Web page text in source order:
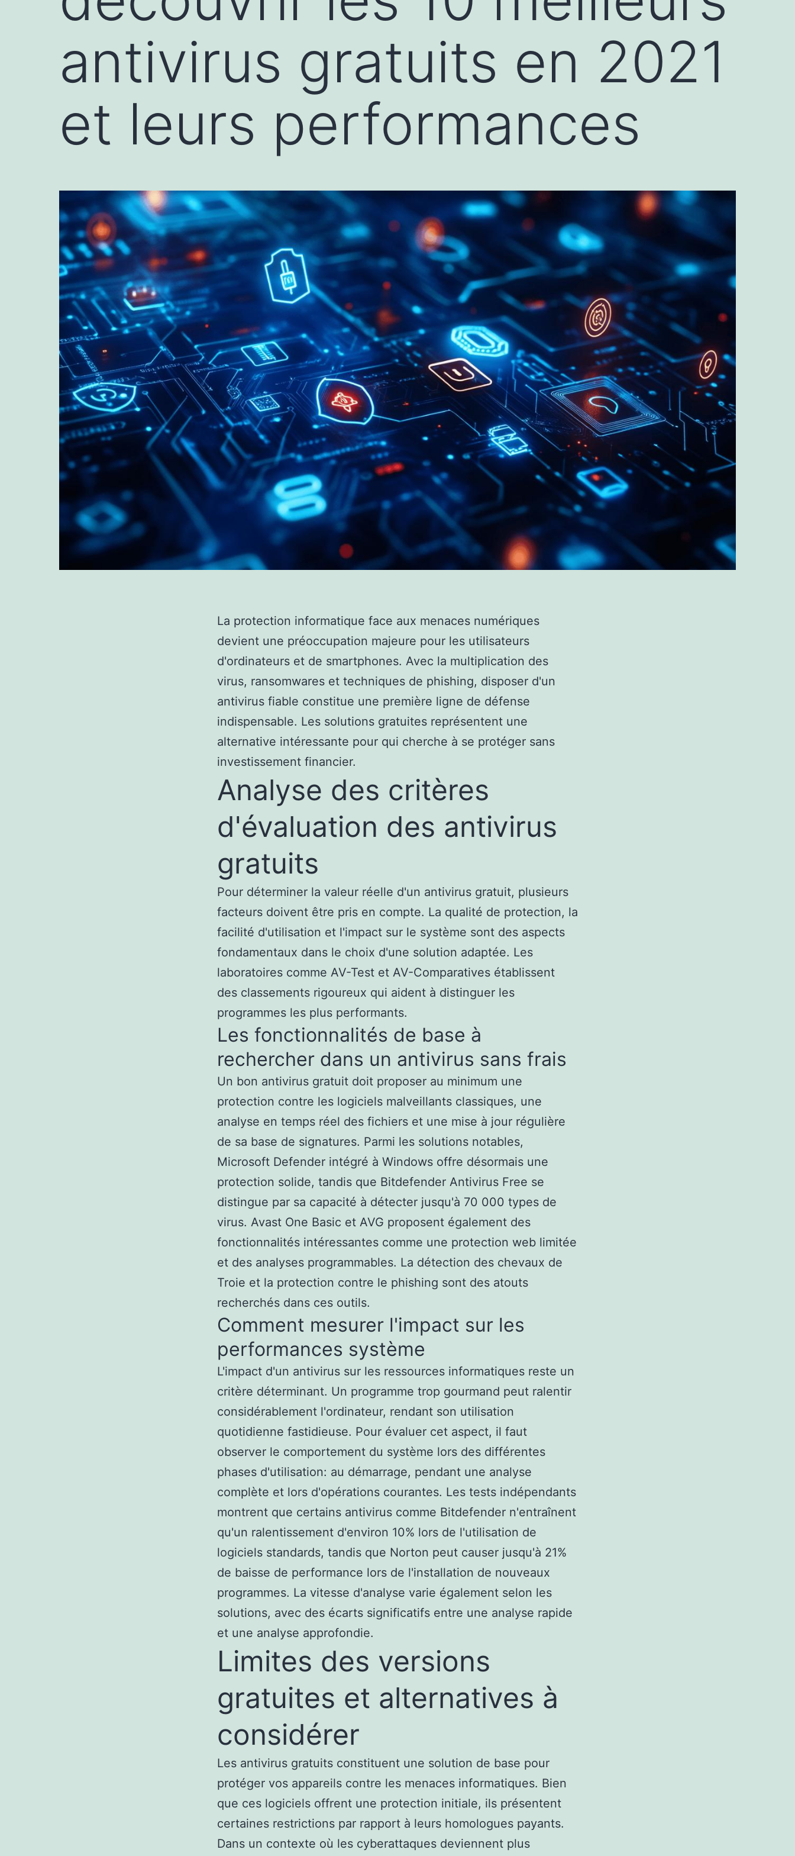
antivirus gratuits en 2021
et leurs performances
La protection informatique face aux menaces numériques
devient une préoccupation majeure pour les utilisateurs
d'ordinateurs et de smartphones. Avec la multiplication des
virus, ransomwares et techniques de phishing, disposer d'un
antivirus fiable constitue une première ligne de défense
indispensable. Les solutions gratuites représentent une
alternative intéressante pour qui cherche à se protéger sans
investissement financier.
Analyse des critères
d'évaluation des antivirus
gratuits
Pour déterminer la valeur réelle d'un antivirus gratuit, plusieurs
facteurs doivent être pris en compte. La qualité de protection, la
facilité d'utilisation et l'impact sur le système sont des aspects
fondamentaux dans le choix d'une solution adaptée. Les
laboratoires comme AV-Test et AV-Comparatives établissent
des classements rigoureux qui aident à distinguer les
programmes les plus performants.
Les fonctionnalités de base à
rechercher dans un antivirus sans frais
Un bon antivirus gratuit doit proposer au minimum une
protection contre les logiciels malveillants classiques, une
analyse en temps réel des fichiers et une mise à jour régulière
de sa base de signatures. Parmi les solutions notables,
Microsoft Defender intégré à Windows offre désormais une
protection solide, tandis que Bitdefender Antivirus Free se
distingue par sa capacité à détecter jusqu'à 70 000 types de
virus. Avast One Basic et AVG proposent également des
fonctionnalités intéressantes comme une protection web limitée
et des analyses programmables. La détection des chevaux de
Troie et la protection contre le phishing sont des atouts
recherchés dans ces outils.
Comment mesurer l'impact sur les
performances système
L'impact d'un antivirus sur les ressources informatiques reste un
critère déterminant. Un programme trop gourmand peut ralentir
considérablement l'ordinateur, rendant son utilisation
quotidienne fastidieuse. Pour évaluer cet aspect, il faut
observer le comportement du système lors des différentes
phases d'utilisation: au démarrage, pendant une analyse
complète et lors d'opérations courantes. Les tests indépendants
montrent que certains antivirus comme Bitdefender n'entraînent
qu'un ralentissement d'environ 10% lors de l'utilisation de
logiciels standards, tandis que Norton peut causer jusqu'à 21%
de baisse de performance lors de l'installation de nouveaux
programmes. La vitesse d'analyse varie également selon les
solutions, avec des écarts significatifs entre une analyse rapide
et une analyse approfondie.
Limites des versions
gratuites et alternatives à
considérer
Les antivirus gratuits constituent une solution de base pour
protéger vos appareils contre les menaces informatiques. Bien
que ces logiciels offrent une protection initiale, ils présentent
certaines restrictions par rapport à leurs homologues payants.
Dans un contexte où les cyberattaques deviennent plus